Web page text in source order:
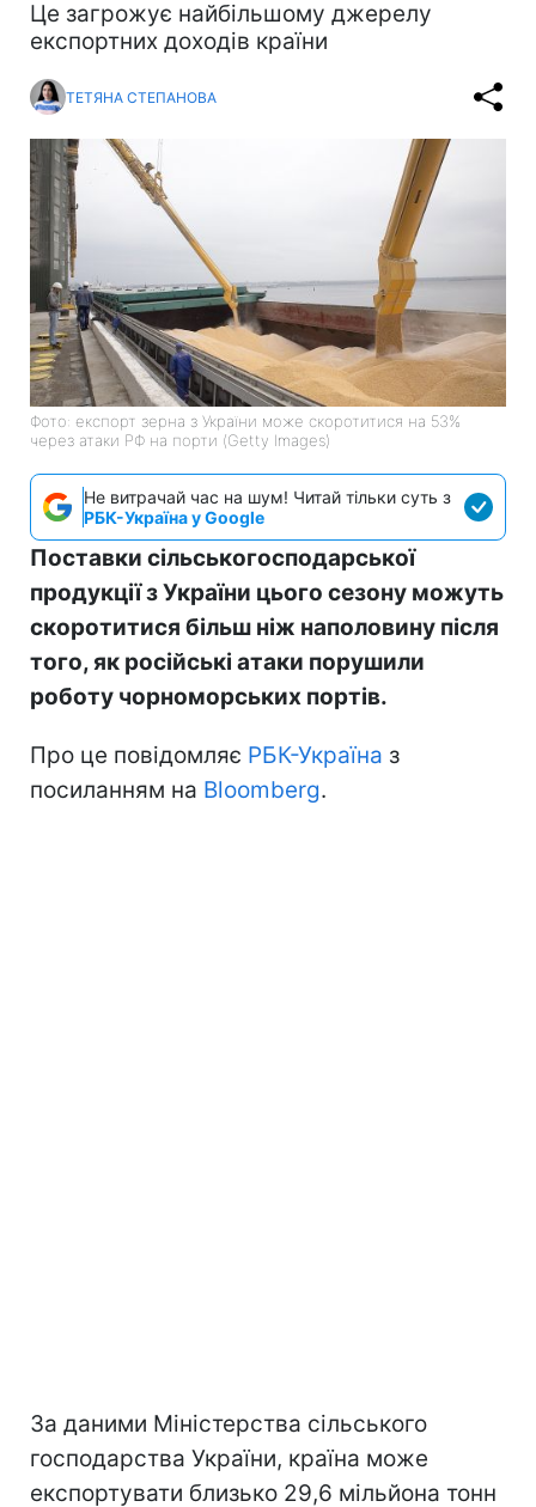
Це загрожує найбільшому джерелу
експортних доходів країни
ТЕТЯНА СТЕПАНОВА
Фото: експорт зерна з України може скоротитися на 53%
через атаки РФ на порти (Getty Images)
Не витрачай час на шум! Читай тільки суть з
РБК-Україна у Google
Поставки сільськогосподарської
продукції з України цього сезону можуть
скоротитися більш ніж наполовину після
того, як російські атаки порушили
роботу чорноморських портів.
Про це повідомляє РБК-Україна з
посиланням на Bloomberg.
За даними Міністерства сільського
господарства України, країна може
експортувати близько 29,6 мільйона тонн